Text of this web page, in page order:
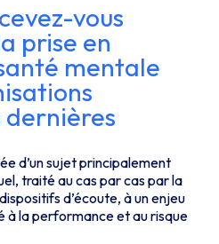
vous
prise en
mentale
dernières
d’un sujet principalement
traité au cas par cas par la
d’écoute, à un enjeu
à la performance et au risque